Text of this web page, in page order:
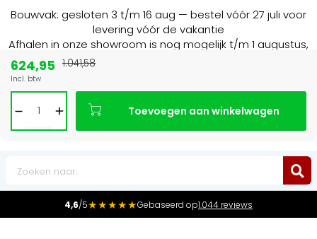
Bouwvak: gesloten 3 t/m 16 aug — bestel vóór 27 juli voor
levering vóór de vakantie
Afhalen in onze showroom is nog mogelijk t/m 1 augustus,
4,6/5★★★★★Gebaseerd op1.044 reviews
624,95
Incl. btw
1.041,58
Toevoegen aan winkelwagen